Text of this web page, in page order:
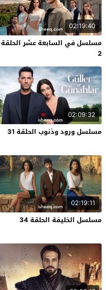
02:19:40
مسلسل في السابعة عشر الحلقة
2
02:09:32
مسلسل ورود وذنوب الحلقة 31
02:19:11
مسلسل الخليفة الحلقة 34